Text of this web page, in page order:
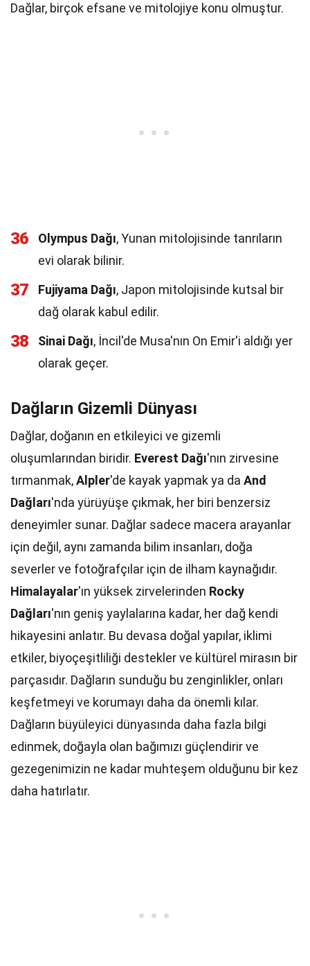
Dağlar, birçok efsane ve mitolojiye konu olmuştur.
36 Olympus Dağı, Yunan mitolojisinde tanrıların
evi olarak bilinir.
37 Fujiyama Dağı, Japon mitolojisinde kutsal bir
dağ olarak kabul edilir.
38 Sinai Dağı, İncil'de Musa'nın On Emir'i aldığı yer
olarak geçer.
Dağların Gizemli Dünyası
Dağlar, doğanın en etkileyici ve gizemli
oluşumlarından biridir. Everest Dağı'nın zirvesine
tırmanmak,Alpler'de kayak yapmak ya da And
Dağları'nda yürüyüşe çıkmak, her biri benzersiz
deneyimler sunar. Dağlar sadece macera arayanlar
için değil, aynı zamanda bilim insanları, doğa
severler ve fotoğrafçılar için de ilham kaynağıdır.
Himalayalar'ın yüksek zirvelerinden Rocky
Dağları'nın geniş yaylalarına kadar, her dağ kendi
hikayesini anlatır. Bu devasa doğal yapılar, iklimi
etkiler, biyoçeşitliliği destekler ve kültürel mirasın bir
parçasıdır. Dağların sunduğu bu zenginlikler, onları
keşfetmeyi ve korumayı daha da önemli kılar.
Dağların büyüleyici dünyasında daha fazla bilgi
edinmek, doğayla olan bağımızı güçlendirir ve
gezegenimizin ne kadar muhteşem olduğunu bir kez
daha hatırlatır.